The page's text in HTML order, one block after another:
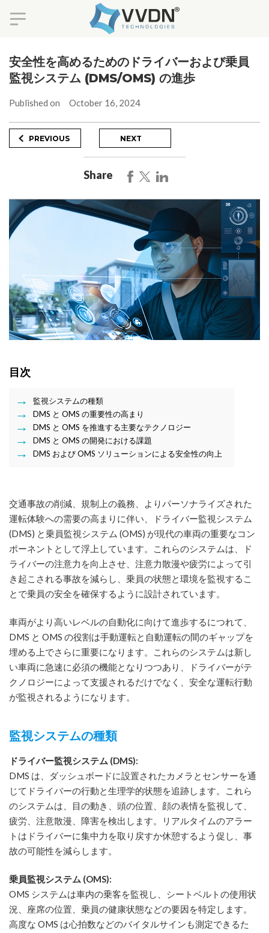
content
安全性を高めるためのドライバーおよび乗員
監視システム (DMS/OMS) の進歩
Published on October 16, 2024
Post
Post
PREVIOUS
Next
Post
NEXT
Share
交通事故の削減、規制上の義務、よりパーソナライズされた
運転体験への需要の高まりに伴い、ドライバー監視システム
(DMS) と乗員監視システム (OMS) が現代の車両の重要なコン
ポーネントとして浮上しています。これらのシステムは、ド
ライバーの注意力を向上させ、注意力散漫や疲労によって引
き起こされる事故を減らし、乗員の状態と環境を監視するこ
とで乗員の安全を確保するように設計されています。
車両がより高いレベルの自動化に向けて進歩するにつれて、
DMS と OMS の役割は手​​動運転と自動運転の間のギャップを
埋める上でさらに重要になります。これらのシステムは新し
い車両に急速に必須の機能となりつつあり、ドライバーがテ
クノロジーによって支援されるだけでなく、安全な運転行動
が監視されるようになります。
監視システムの種類
ドライバー監視システム (DMS):
DMS は、ダッシュボードに設置されたカメラとセンサーを通
じてドライバーの行動と生理学的状態を追跡します。これら
のシステムは、目の動き、頭の位置、顔の表情を監視して、
疲労、注意散漫、障害を検出します。リアルタイムのアラー
トはドライバーに集中力を取り戻すか休憩するよう促し、事
故の可能性を減らします。
乗員監視システム (OMS):
OMS システムは車内の乗客を監視し、シートベルトの使用状
況、座席の位置、乗員の健康状態などの要因を特定します。
高度な OMS は心拍数などのバイタルサインも測定できるた
目次
監視システムの種類
DMS と OMS の重要性の高まり
DMS と OMS を推進する主要なテクノロジー
DMS と OMS の開発における課題
DMS および OMS ソリューションによる安全性の向上